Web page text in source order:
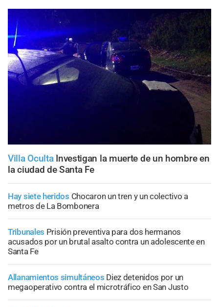
Villa Oculta Investigan la muerte de un hombre en
la ciudad de Santa Fe
Hay siete heridos Chocaron un tren y un colectivo a
metros de La Bombonera
Tribunales Prisión preventiva para dos hermanos
acusados por un brutal asalto contra un adolescente en
Santa Fe
Allanamientos simultáneos Diez detenidos por un
megaoperativo contra el microtráfico en San Justo